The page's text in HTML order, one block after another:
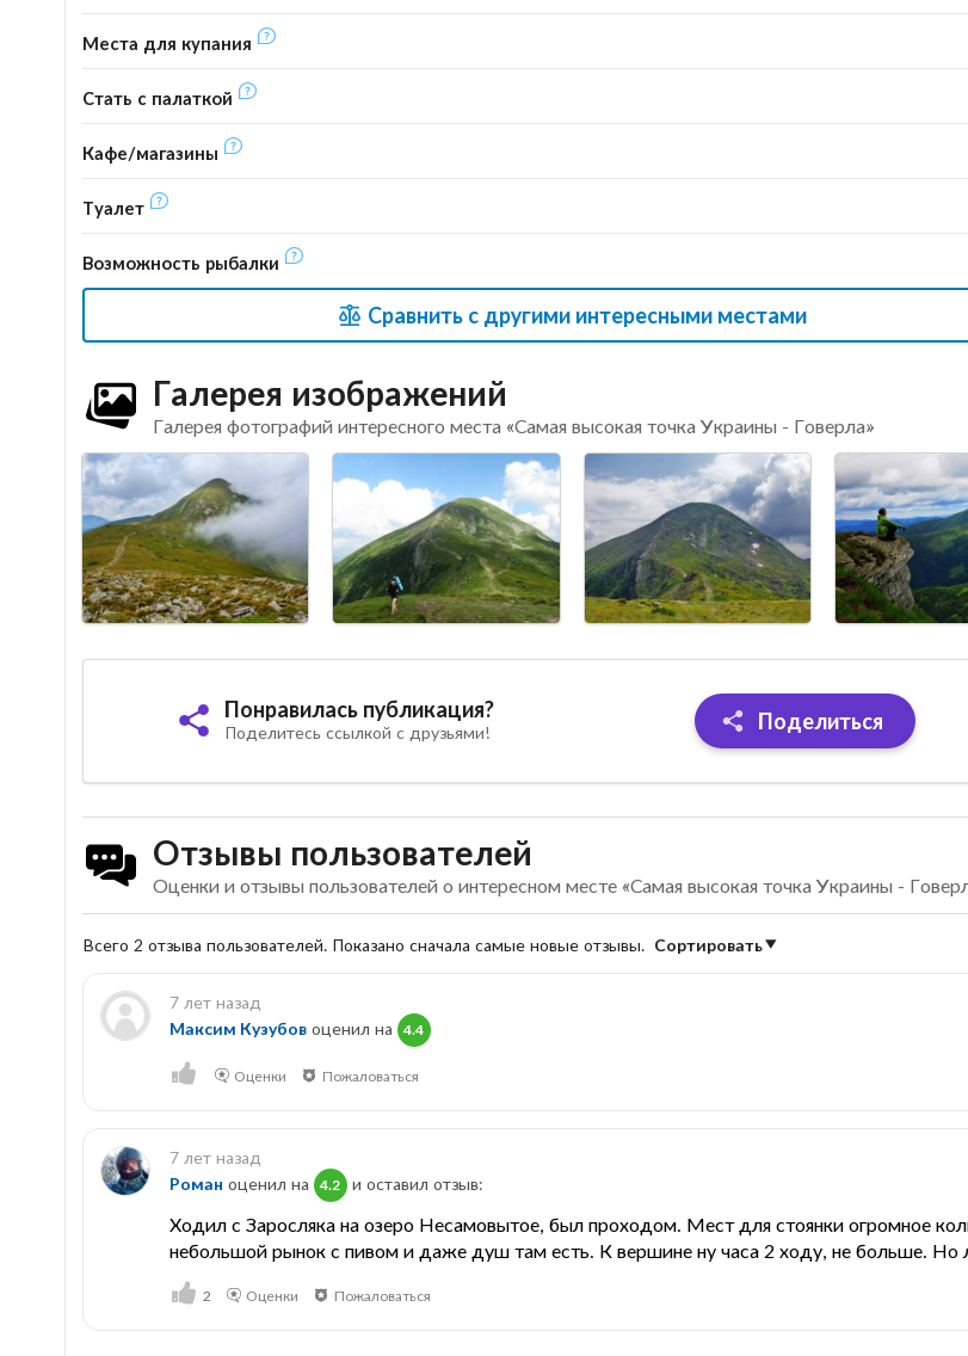
Места для купания
Стать с палаткой
Кафе/магазины
Туалет
Возможность рыбалки
Сравнить с другими интересными местами
Галерея изображений
Галерея фотографий интересного места «Самая высокая точка Украины - Говерла»
Понравилась публикация?
Поделитесь ссылкой с друзьями! Поделиться
Отзывы пользователей
Оценки и отзывы пользователей о интересном месте «Самая высокая точка Украины -
Всего 2 отзыва пользователей. Показано сначала самые новые отзывы. Сортировать
7 лет назад
Максим Кузубовоценил на 4.4
Оценки Пожаловаться
7 лет назад
Роман оценил на 4.2 и оставил отзыв:
Ходил с Заросляка на озеро Несамовытое, был проходом. Мест для стоянки огромное
небольшой рынок с пивом и даже душ там есть. К вершине ну часа 2 ходу, не больше.
2 Оценки Пожаловаться